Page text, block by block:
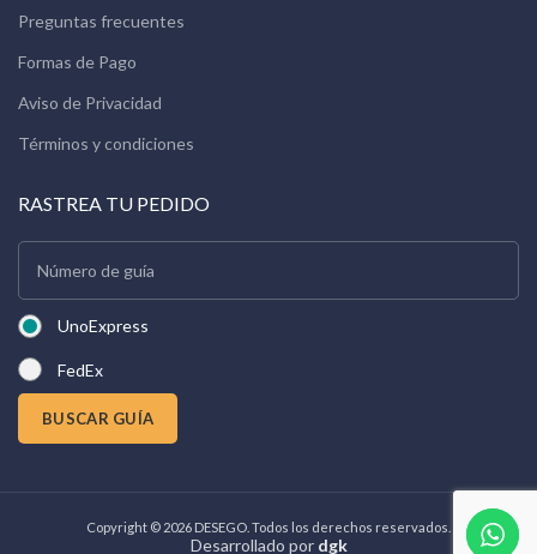
Preguntas frecuentes
Formas de Pago
Aviso de Privacidad
Términos y condiciones
RASTREA TU PEDIDO
UnoExpress
FedEx
BUSCAR GUÍA
Copyright © 2026 DESEGO. Todos los derechos reservados.
Desarrollado por dgk